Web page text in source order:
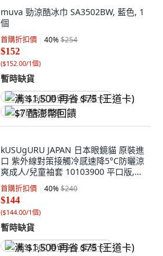
muva 勁涼酷冰巾 SA3502BW, 藍色, 1
個
首購折扣價 40%$254
$152
($152.00/1個)
暫時缺貨
满 $1,500 再省 $75 (王道卡)
$7 酷澎幣回饋
kUSUgURU JAPAN 日本眼鏡貓 原裝進
口 紫外線對策接觸冷感速降5°C防曬涼
爽成人/兒童袖套 10103900 平口版,
淺藍色, 1套
首購折扣價 40%$240
$144
($144.00/1個)
暫時缺貨
满 $1,500 再省 $75 (王道卡)